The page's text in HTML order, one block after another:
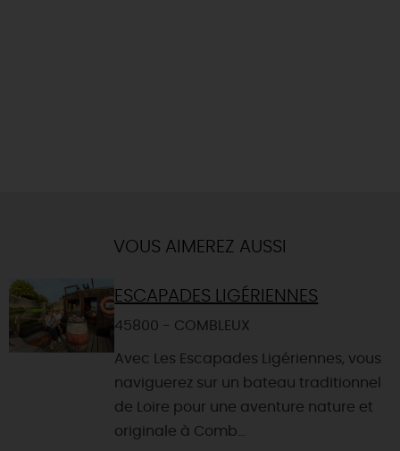
VOUS AIMEREZ AUSSI
ESCAPADES LIGÉRIENNES
45800 - COMBLEUX
Avec Les Escapades Ligériennes, vous
naviguerez sur un bateau traditionnel
de Loire pour une aventure nature et
originale à Comb...